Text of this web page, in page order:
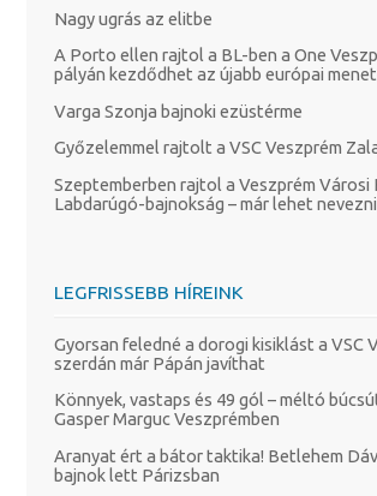
Nagy ugrás az elitbe
A Porto ellen rajtol a BL-ben a One
pályán kezdődhet az újabb európai
Varga Szonja bajnoki ezüstérme
Győzelemmel rajtolt a VSC Veszprém
Szeptemberben rajtol a Veszprém Városi
Labdarúgó-bajnokság – már lehet nevezni
LEGFRISSEBB HÍREINK
Gyorsan feledné a dorogi kisiklást a VSC
szerdán már Pápán javíthat
Könnyek, vastaps és 49 gól – méltó
Gasper Marguc Veszprémben
Aranyat ért a bátor taktika! Betlehem
bajnok lett Párizsban